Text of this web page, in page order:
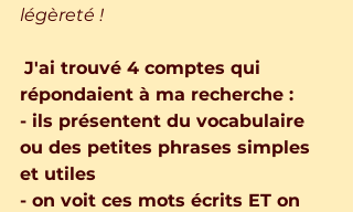
légèreté !
J'ai trouvé 4 comptes qui
répondaient à ma recherche :
- ils présentent du vocabulaire
ou des petites phrases simples
et utiles
- on voit ces mots écrits ET on